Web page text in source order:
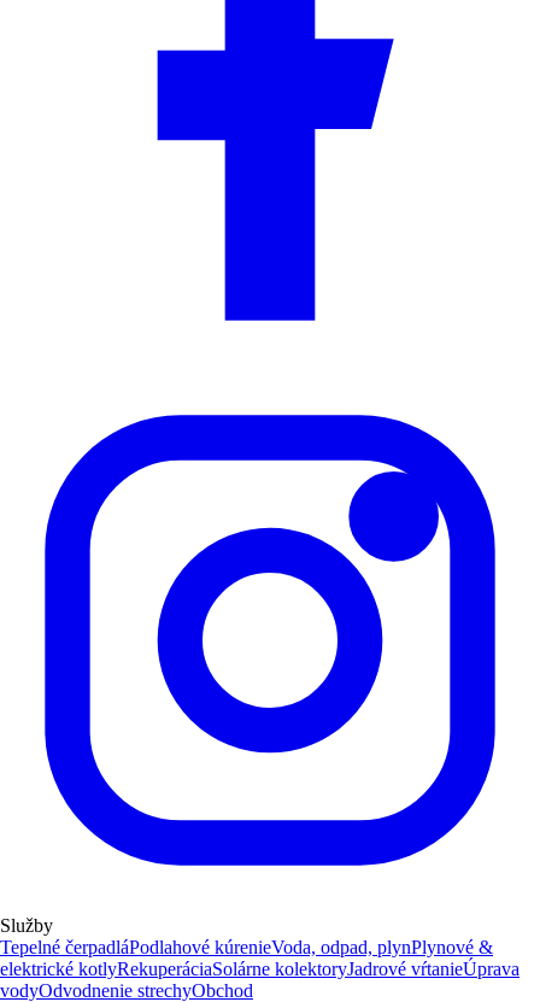
Služby
Tepelné čerpadláPodlahové kúrenieVoda, odpad, plynPlynové &
elektrické kotlyRekuperáciaSolárne kolektoryJadrové vŕtanieÚprava
vodyOdvodnenie strechyObchod